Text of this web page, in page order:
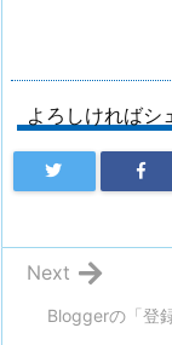
よろしければシ
Bloggerの「登
Next